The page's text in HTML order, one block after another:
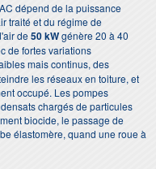
dépend de la puissance
traité et du régime de
de50 kWgénère 20 à 40
de fortes variations
mais continus, des
les réseaux en toiture, et
occupé. Les pompes
chargés de particules
biocide, le passage de
élastomère, quand une roue à